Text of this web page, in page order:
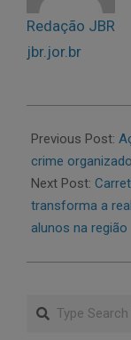
Redação JBR
jbr.jor.br
05-
14
Previous Post:
crime
Next Post:
transforma a
alunos na região
Search